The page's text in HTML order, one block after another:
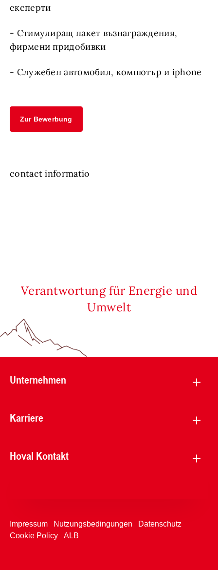
експерти
- Стимулиращ пакет възнаграждения,
фирмени придобивки
- Служебен автомобил, компютър и iphone
Zur Bewerbung
contact informatio
Verantwortung für Energie und
Umwelt
Unternehmen
Karriere
Hoval Kontakt
Impressum Nutzungsbedingungen
Datenschutz
Cookie Policy
ALB